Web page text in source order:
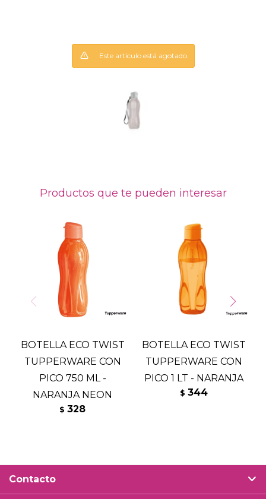
Este artículo está agotado.
Productos que te pueden interesar
BOTELLA ECO TWIST
TUPPERWARE CON
PICO 750 ML -
NARANJA NEON
$ 328
BOTELLA ECO TWIST
TUPPERWARE CON
PICO 1 LT - NARANJA
$ 344
Contacto